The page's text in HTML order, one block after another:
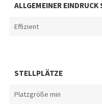
ALLGEMEINER EINDRUCK
Effizient
STELLPLÄTZE
Platzgröße min